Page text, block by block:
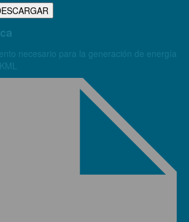
necesario para la generación de energía